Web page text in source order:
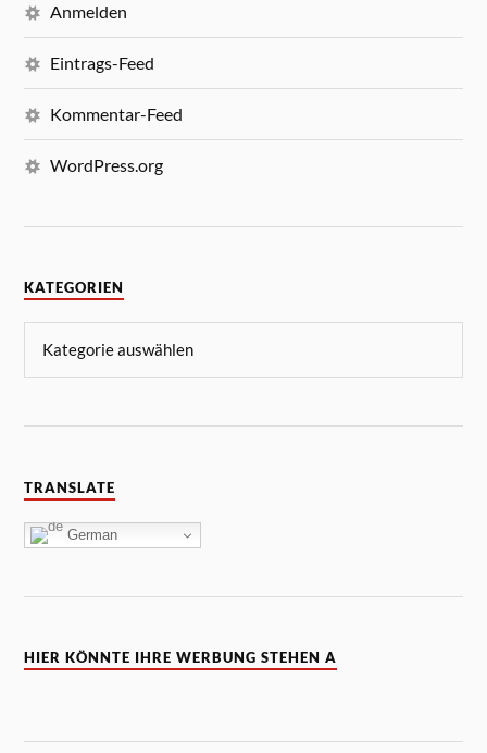
Anmelden
Eintrags-Feed
Kommentar-Feed
WordPress.org
KATEGORIEN
TRANSLATE
German
HIER KÖNNTE IHRE WERBUNG STEHEN A